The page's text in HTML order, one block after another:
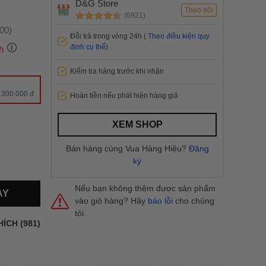
đ
(981)
D&G Store
(6921)
Theo dõi
Đỗi trả trong vòng 24h ( Theo điều kiện quy
định cụ thể)
Kiểm tra hàng trước khi nhận
Hoàn tiền nếu phát hiện hàng giả
XEM SHOP
Bán hàng cùng Vua Hàng Hiệu? Đăng
ký
Nếu bạn không thêm được sản phẩm
vào giỏ hàng? Hãy báo lỗi cho chúng
tôi.